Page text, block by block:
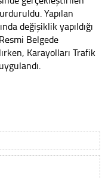
Yapılan
değişiklik yapıldığı
Belgede
Karayolları Trafik